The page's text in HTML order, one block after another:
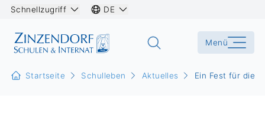
Schnellzugriff DE
Menü
Startseite Schulleben Aktuelles Ein Fest für die